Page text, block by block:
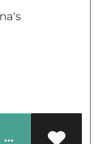
Voeg toe aan mijn winkelwagen